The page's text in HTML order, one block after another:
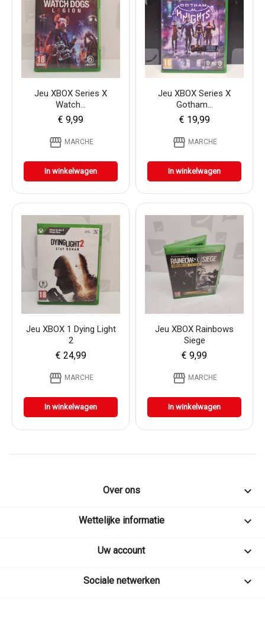
Jeu XBOX Series X
Watch...
€ 9,99
storefront MARCHE
In winkelwagen
Jeu XBOX Series X
Gotham...
€ 19,99
storefront MARCHE
In winkelwagen
Jeu XBOX 1 Dying Light
2
€ 24,99
storefront MARCHE
In winkelwagen
Jeu XBOX Rainbows
Siege
€ 9,99
storefront MARCHE
In winkelwagen
Over ons 
Wettelijke informatie 
Uw account 
Sociale netwerken 